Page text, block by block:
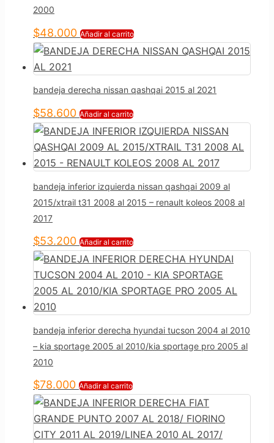
2000
$48.000 Añadir al carrito
bandeja derecha nissan qashqai 2015 al 2021
$58.600 Añadir al carrito
bandeja inferior izquierda nissan qashqai 2009 al
2015/xtrail t31 2008 al 2015 – renault koleos 2008 al
2017
$53.200 Añadir al carrito
bandeja inferior derecha hyundai tucson 2004 al 2010
– kia sportage 2005 al 2010/kia sportage pro 2005 al
2010
$78.000 Añadir al carrito